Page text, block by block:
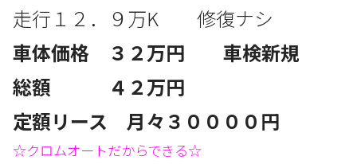
走行１２．９ 万K 修復ナシ
車体価格 ３２万円 車検新規
総額 ４２万円
定額リース 月々３０ ０００円
☆クロムオートだからできる☆